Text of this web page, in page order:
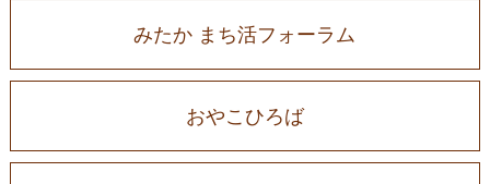
みたか まち活フォーラム
おやこひろば